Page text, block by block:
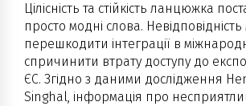
Цілісність та стійкість ланцюжка
просто модні слова.
перешкодити інтеграції в
спричинити втрату доступу до
ЄС. Згідно з даними дослідження
Singhal, інформація про